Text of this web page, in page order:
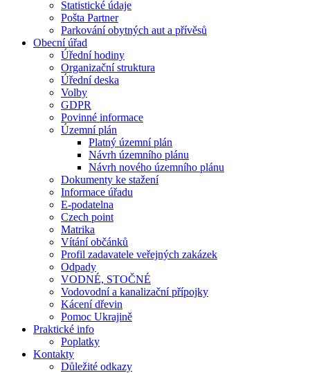
Statistické údaje
Pošta Partner
Parkování obytných aut a přívěsů
Obecní úřad
Úřední hodiny
Organizační struktura
Úřední deska
Volby
GDPR
Povinné informace
Územní plán
Platný územní plán
Návrh územního plánu
Návrh nového územního plánu
Dokumenty ke stažení
Informace úřadu
E-podatelna
Czech point
Matrika
Vítání občánků
Profil zadavatele veřejných zakázek
Odpady
VODNÉ, STOČNÉ
Vodovodní a kanalizační přípojky
Kácení dřevin
Pomoc Ukrajině
Praktické info
Poplatky
Kontakty
Důležité odkazy